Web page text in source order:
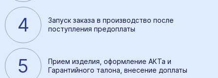
4
Запуск заказа в производство после
поступления предоплаты
5
Прием изделия, оформление АКТа и
Гарантийного талона, внесение доплаты